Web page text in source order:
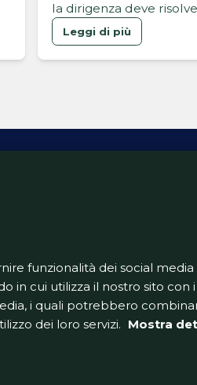
la dirigenza deve
problema
Leggi di più
funzionalità dei social
in cui utilizza il nostro sito con
i quali potrebbero
dei loro servizi. Mostra